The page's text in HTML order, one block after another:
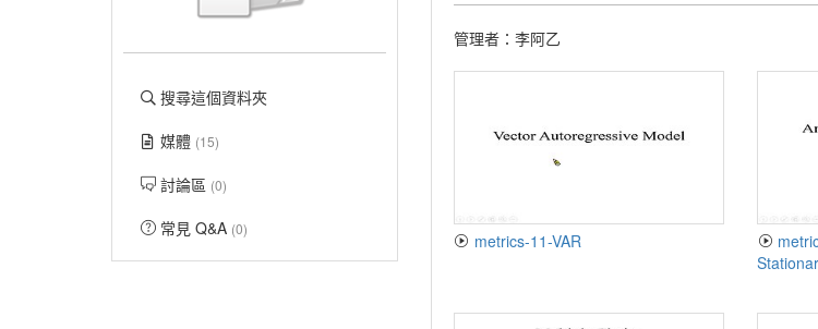
搜尋這個資料夾
媒體 (15)
討論區 (0)
常見 Q&A (0)
管理者： 李阿乙
metrics-11-VAR